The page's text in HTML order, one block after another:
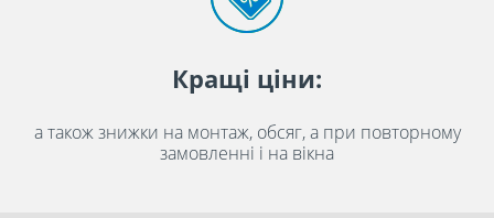
Кращі ціни:
а також знижки на монтаж, обсяг, а при повторному
замовленні і на вікна